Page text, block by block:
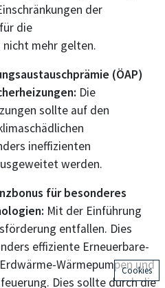
der
die
mehr gelten.
(ÖAP)
Die
sollte auf den
ineffizienten
werden.
für besonderes
Mit der Einführung
entfallen. Dies
effiziente Erneuerbare-
Wärmepumpen und
Dies sollte durch die
Cookies